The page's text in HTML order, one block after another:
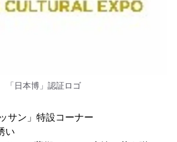
「日本博」認証ロゴ
サン」特設コーナー
い